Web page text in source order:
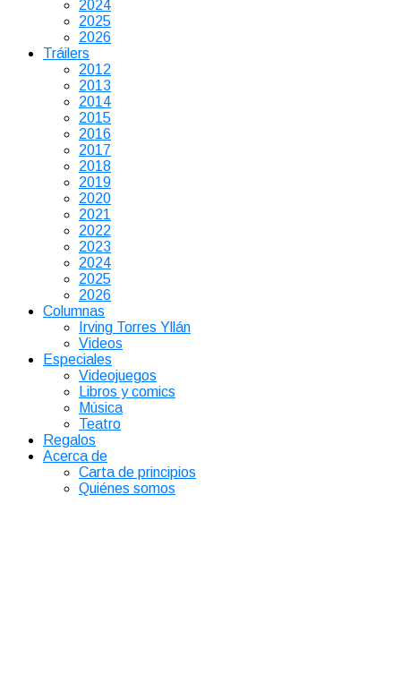
2024
2025
2026
Tráilers
2012
2013
2014
2015
2016
2017
2018
2019
2020
2021
2022
2023
2024
2025
2026
Columnas
Irving Torres Yllán
Videos
Especiales
Videojuegos
Libros y comics
Música
Teatro
Regalos
Acerca de
Carta de principios
Quiénes somos